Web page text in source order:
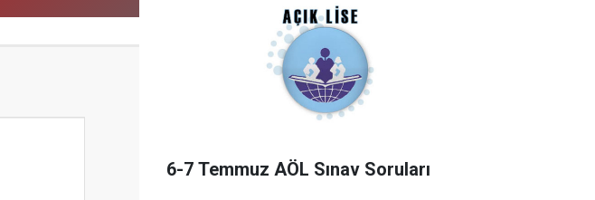
6-7 Temmuz AÖL Sınav Soruları